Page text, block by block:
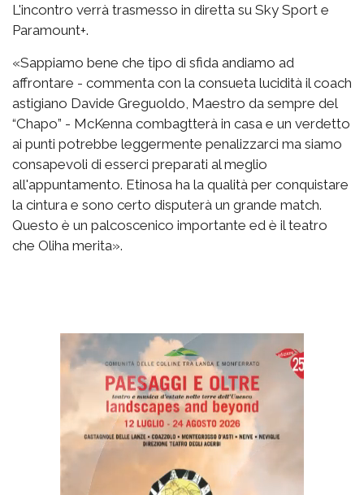
L'incontro verrà trasmesso in diretta su Sky Sport e
Paramount+.
«Sappiamo bene che tipo di sfida andiamo ad
affrontare - commenta con la consueta lucidità il coach
astigiano Davide Greguoldo, Maestro da sempre del
“Chapo” - McKenna combagtterà in casa e un verdetto
ai punti potrebbe leggermente penalizzarci ma siamo
consapevoli di esserci preparati al meglio
all'appuntamento. Etinosa ha la qualità per conquistare
la cintura e sono certo disputerà un grande match.
Questo è un palcoscenico importante ed è il teatro
che Oliha merita».